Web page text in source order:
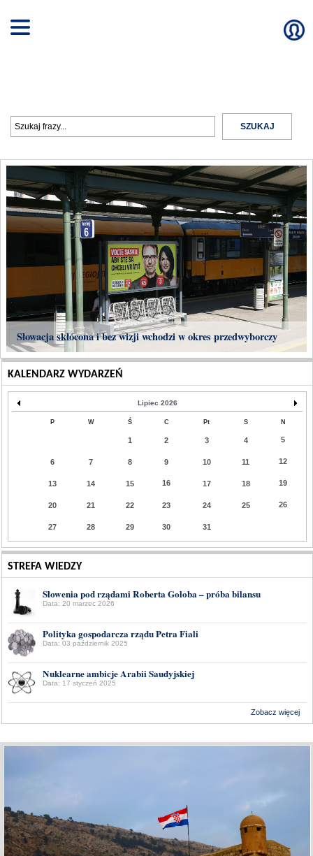
Słowacja skłócona i bez wizji wchodzi w okres przedwyborczy
KALENDARZ WYDARZEŃ
Lipiec 2026
P W Ś C Pt S N
1 2 3 4 5
6 7 8 9 10 11 12
13 14 15 16 17 18 19
20 21 22 23 24 25 26
27 28 29 30 31
STREFA WIEDZY
Słowenia pod rządami Roberta Goloba – próba bilansu
Data: 20 marzec 2026
Polityka gospodarcza rządu Petra Fiali
Data: 03 październik 2025
Nuklearne ambicje Arabii Saudyjskiej
Data: 17 styczeń 2025
Zobacz więcej